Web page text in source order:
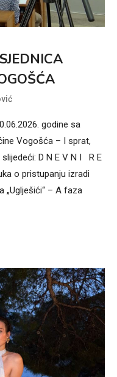
godine sa
Vogošća – I sprat,
D N E V N I R E
o pristupanju izradi
„Uglješići“ – A faza